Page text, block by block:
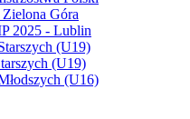
Zielona Góra
2025 - Lublin
(U19)
(U19)
(U16)